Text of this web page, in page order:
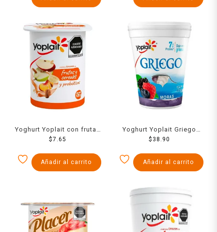
Yoghurt Yoplait con frutas
y cereales 125 g
$7.65
Añadir al carrito
Yoghurt Yoplait Griego
moras bajo en grasa 442 g
$ 38.90
Añadir al carrito